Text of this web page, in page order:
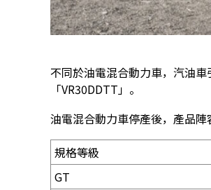
不同於油電混合動力車，汽油
「VR30DDTT」。
油電混合動力車停產後，產品陣
規格等級
GT